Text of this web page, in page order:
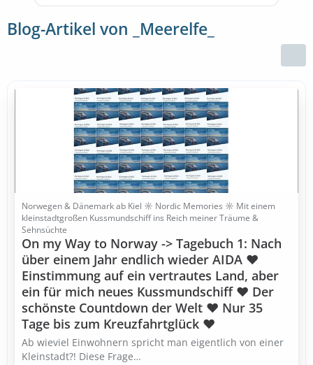
Blog-Artikel von _Meerelfe_
Norwegen & Dänemark ab Kiel ☼ Nordic Memories ☼ Mit einem
kleinstadtgroßen Kussmundschiff ins Reich meiner Träume &
Sehnsüchte
On my Way to Norway -> Tagebuch 1: Nach
über einem Jahr endlich wieder AIDA ♥
Einstimmung auf ein vertrautes Land, aber
ein für mich neues Kussmundschiff ♥ Der
schönste Countdown der Welt ♥ Nur 35
Tage bis zum Kreuzfahrtglück ♥
Ab wieviel Einwohnern spricht man eigentlich von einer
Kleinstadt?! Diese Frage…